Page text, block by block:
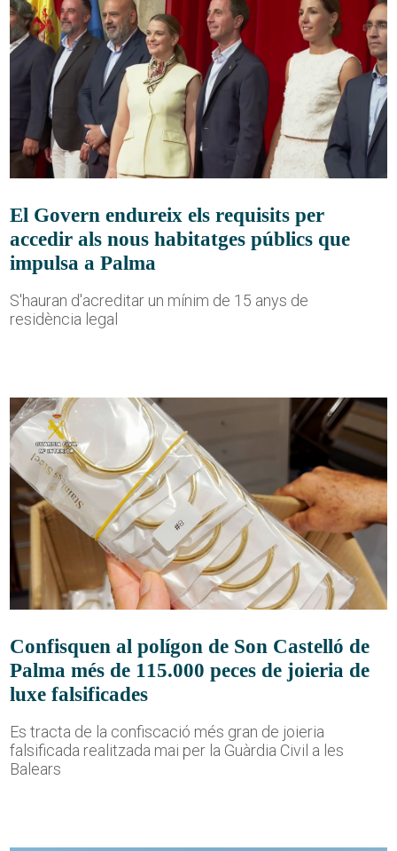
El Govern endureix els requisits per
accedir als nous habitatges públics que
impulsa a Palma
S'hauran d'acreditar un mínim de 15 anys de
residència legal
Confisquen al polígon de Son Castelló de
Palma més de 115.000 peces de joieria de
luxe falsificades
Es tracta de la confiscació més gran de joieria
falsificada realitzada mai per la Guàrdia Civil a les
Balears